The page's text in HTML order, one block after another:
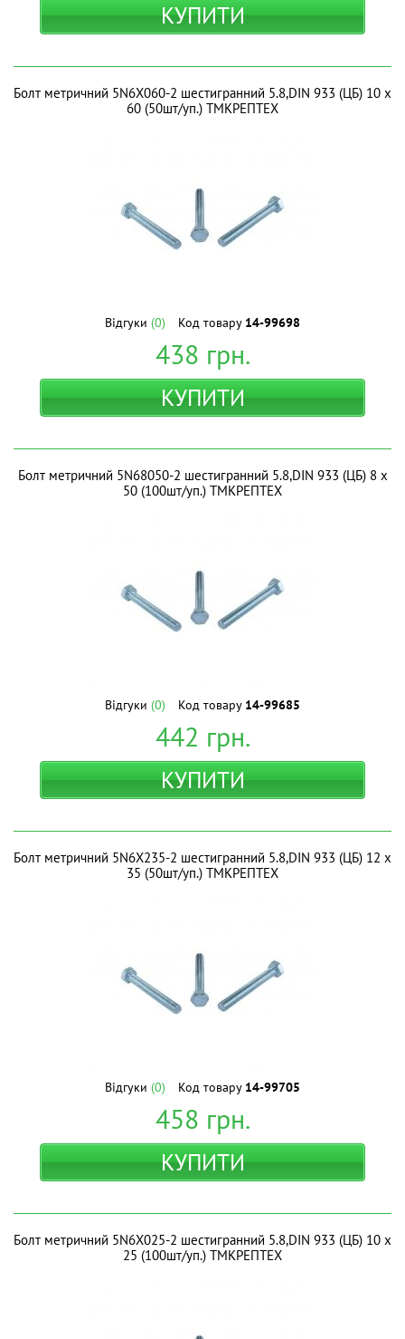
КУПИТИ
Болт метричний 5N6X060-2 шестигранний 5.8,DIN 933 (ЦБ) 10 х
60 (50шт/уп.) ТМКРЕПТЕХ
Відгуки (0) Код товару 14-99698
438 грн.
КУПИТИ
Болт метричний 5N68050-2 шестигранний 5.8,DIN 933 (ЦБ) 8 х
50 (100шт/уп.) ТМКРЕПТЕХ
Відгуки (0) Код товару 14-99685
442 грн.
КУПИТИ
Болт метричний 5N6X235-2 шестигранний 5.8,DIN 933 (ЦБ) 12 х
35 (50шт/уп.) ТМКРЕПТЕХ
Відгуки (0) Код товару 14-99705
458 грн.
КУПИТИ
Болт метричний 5N6X025-2 шестигранний 5.8,DIN 933 (ЦБ) 10 х
25 (100шт/уп.) ТМКРЕПТЕХ